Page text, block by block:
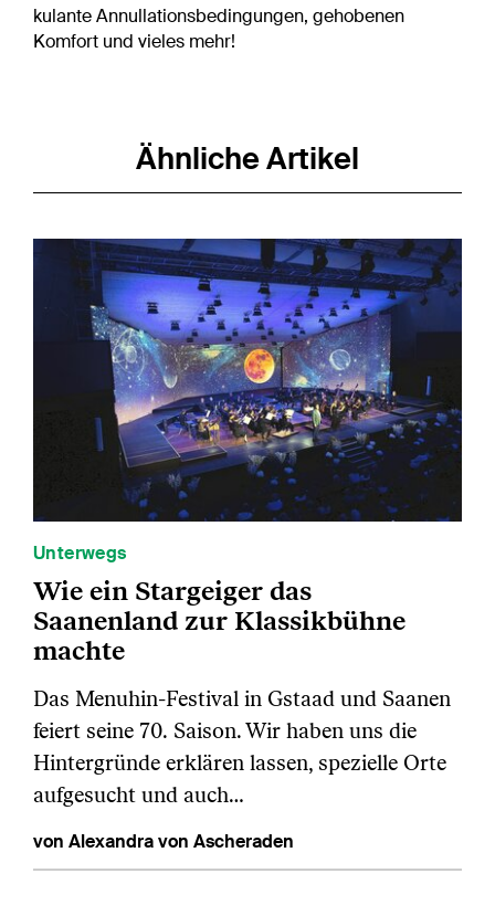
kulante Annullationsbedingungen, gehobenen
Komfort und vieles mehr!
Ähnliche Artikel
Unterwegs
Wie ein Stargeiger das
Saanenland zur Klassikbühne
machte
Das Menuhin-Festival in Gstaad und Saanen
feiert seine 70. Saison. Wir haben uns die
Hintergründe erklären lassen, spezielle Orte
aufgesucht und auch…
von Alexandra von Ascheraden